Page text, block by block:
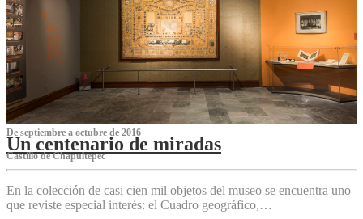
De septiembre a octubre de 2016
Un centenario de miradas
Castillo de Chapultepec
En la colección de casi cien mil objetos del museo se encuentra uno
que reviste especial interés: el Cuadro geográfico,…